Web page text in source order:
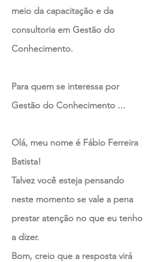
meio da capacitação e da
consultoria em Gestão do
Conhecimento.
Para quem se interessa por
Gestão do Conhecimento ...
Olá, meu nome é Fábio Ferreira
Batista!
Talvez você esteja pensando
neste momento se vale a pena
prestar atenção no que eu tenho
a dizer.
Bom, creio que a resposta virá